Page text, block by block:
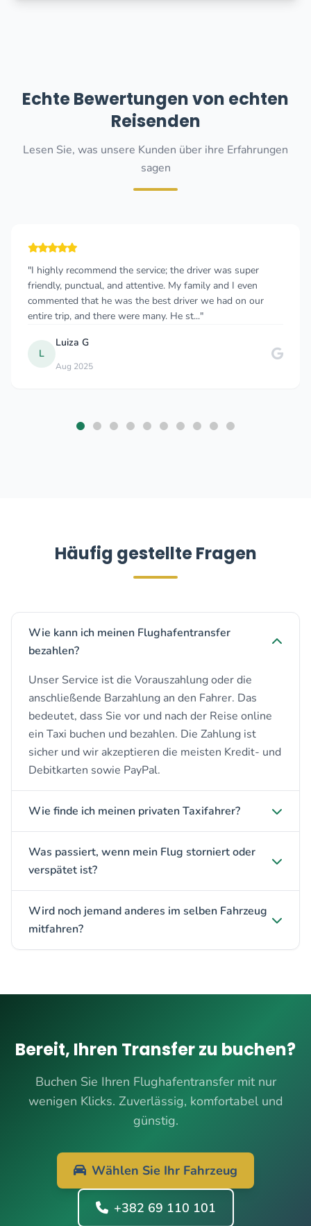
Echte Bewertungen von echten
Reisenden
Lesen Sie, was unsere Kunden über ihre Erfahrungen
sagen
"I highly recommend the service; the driver was super
friendly, punctual, and attentive. My family and I even
commented that he was the best driver we had on our
entire trip, and there were many. He st..."
L
Luiza G
Aug 2025
Häufig gestellte Fragen
Wie kann ich meinen Flughafentransfer
bezahlen?
Unser Service ist die Vorauszahlung oder die
anschließende Barzahlung an den Fahrer. Das
bedeutet, dass Sie vor und nach der Reise online
ein Taxi buchen und bezahlen. Die Zahlung ist
sicher und wir akzeptieren die meisten Kredit- und
Debitkarten sowie PayPal.
Wie finde ich meinen privaten Taxifahrer?
Was passiert, wenn mein Flug storniert oder
verspätet ist?
Wird noch jemand anderes im selben Fahrzeug
mitfahren?
Bereit, Ihren Transfer zu buchen?
Buchen Sie Ihren Flughafentransfer mit nur
wenigen Klicks. Zuverlässig, komfortabel und
günstig.
Wählen Sie Ihr Fahrzeug
+382 69 110 101